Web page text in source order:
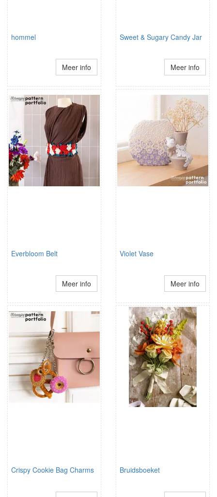
hommel
Meer info
Sweet & Sugary Candy Jar
Meer info
Everbloom Belt
Meer info
Violet Vase
Meer info
Crispy Cookie Bag Charms Bruidsboeket